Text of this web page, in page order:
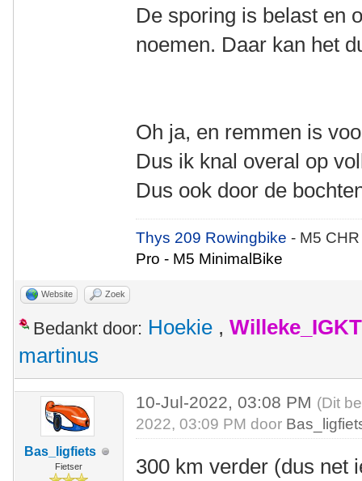
De sporing is belast en
noemen. Daar kan het
Oh ja, en remmen is
Dus ik knal overal op
Dus ook door de
Thys 209 Rowingbike- M5
Pro - M5 MinimalBike
Website Zoek
Bedankt door: Hoekie , Willeke_IGKT
martinus
Bas_ligfiets
Fietser
10-Jul-2022, 03:08 PM (Dit
2022, 03:09 PM door
300 km verder (dus net